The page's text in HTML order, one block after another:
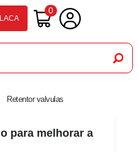
0
Retentor valvulas
para melhorar a